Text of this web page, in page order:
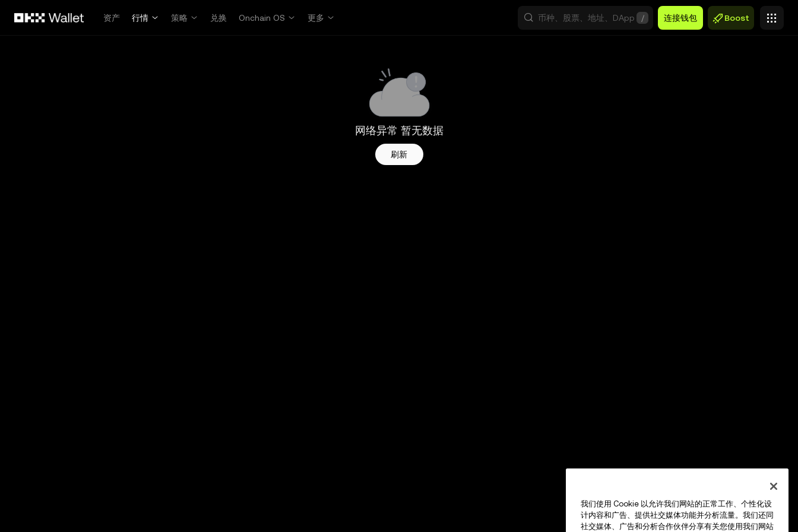
资产
行情 策略 兑换 Onchain OS 更多 / 连接钱包 Boost
网络异常 暂无数据
刷新
我们使用 Cookie 以允许我们网站的正常工作、个性化设
计内容和广告、提供社交媒体功能并分析流量。我们还同
社交媒体、广告和分析合作伙伴分享有关您使用我们网站